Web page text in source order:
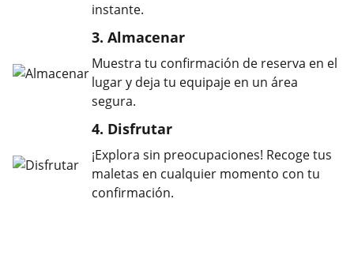
instante.
3. Almacenar
Muestra tu confirmación de reserva en el
lugar y deja tu equipaje en un área
segura.
4. Disfrutar
¡Explora sin preocupaciones! Recoge tus
maletas en cualquier momento con tu
confirmación.